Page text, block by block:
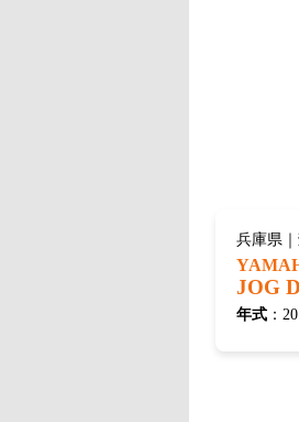
兵庫県｜
JOG
年式 ：